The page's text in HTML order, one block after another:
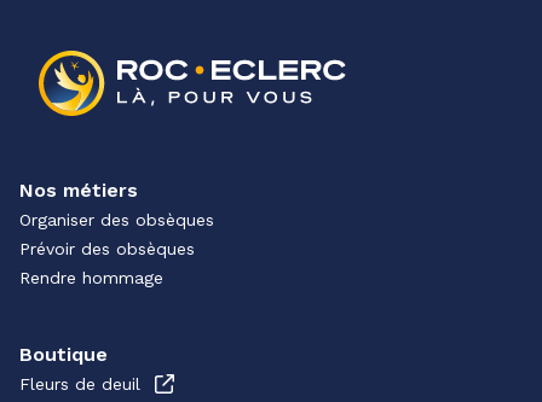
Nos métiers
Organiser des obsèques
Prévoir des obsèques
Rendre hommage
Boutique
Fleurs de deuil